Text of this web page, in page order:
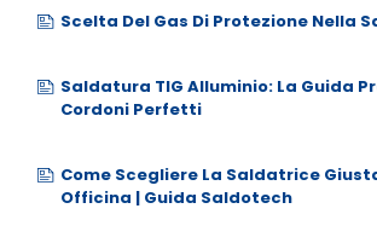
Scelta Del Gas Di Protezione Nella
Saldatura TIG Alluminio: La Guida
Cordoni Perfetti
Come Scegliere La Saldatrice
Officina | Guida Saldotech